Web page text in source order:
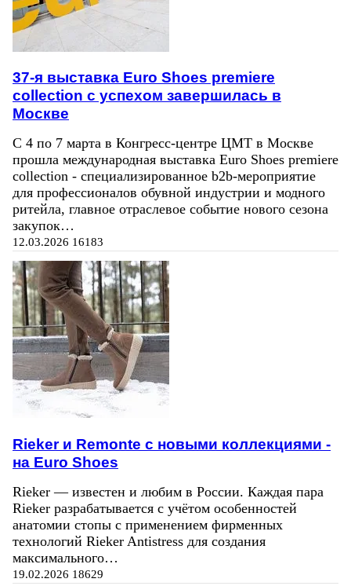
37-я выставка Euro Shoes premiere
collection с успехом завершилась в
Москве
С 4 по 7 марта в Конгресс-центре ЦМТ в Москве
прошла международная выставка Euro Shoes premiere
collection - специализированное b2b-мероприятие
для профессионалов обувной индустрии и модного
ритейла, главное отраслевое событие нового сезона
закупок…
12.03.2026 16183
Rieker и Remonte с новыми коллекциями -
на Euro Shoes
Rieker — известен и любим в России. Каждая пара
Rieker разрабатывается с учётом особенностей
анатомии стопы с применением фирменных
технологий Rieker Antistress для создания
максимального…
19.02.2026 18629